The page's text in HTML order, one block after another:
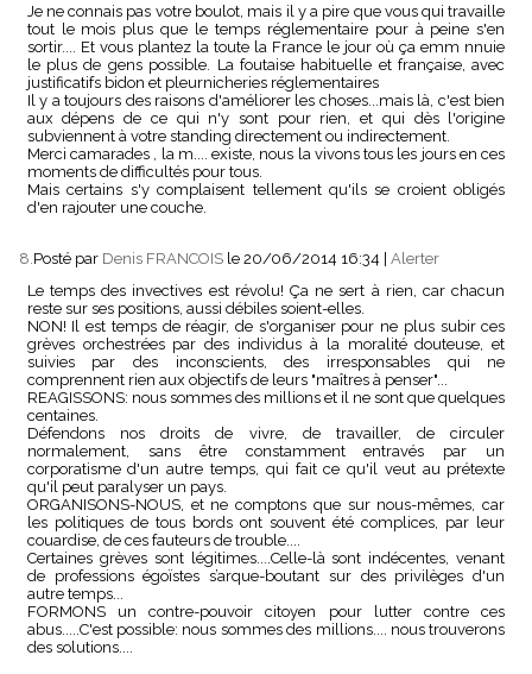
Je ne connais pas votre boulot, mais il y a pire que vous qui travaille
tout le mois plus que le temps réglementaire pour à peine s'en
sortir.... Et vous plantez la toute la France le jour où ça emm nnuie
le plus de gens possible. La foutaise habituelle et française, avec
justificatifs bidon et pleurnicheries réglementaires
Il y a toujours des raisons d'améliorer les choses...mais là, c'est bien
aux dépens de ce qui n'y sont pour rien, et qui dès l'origine
subviennent à votre standing directement ou indirectement.
Merci camarades , la m.... existe, nous la vivons tous les jours en ces
moments de difficultés pour tous.
Mais certains s'y complaisent tellement qu'ils se croient obligés
d'en rajouter une couche.
8.Posté par Denis FRANCOIS le 20/06/2014 16:34
Alerter
Le temps des invectives est révolu! Ça ne sert à rien, car chacun
reste sur ses positions, aussi débiles soient-elles.
NON! Il est temps de réagir, de s'organiser pour ne plus subir ces
grèves orchestrées par des individus à la moralité douteuse, et
suivies par des inconscients, des irresponsables qui ne
comprennent rien aux objectifs de leurs "maîtres à penser"...
REAGISSONS: nous sommes des millions et il ne sont que quelques
centaines.
Défendons nos droits de vivre, de travailler, de circuler
normalement, sans être constamment entravés par un
corporatisme d'un autre temps, qui fait ce qu'il veut au prétexte
qu'il peut paralyser un pays.
ORGANISONS-NOUS, et ne comptons que sur nous-mêmes, car
les politiques de tous bords ont souvent été complices, par leur
couardise, de ces fauteurs de trouble....
Certaines grèves sont légitimes....Celle-là sont indécentes, venant
de professions égoïstes s’arque-boutant sur des privilèges d'un
autre temps...
FORMONS un contre-pouvoir citoyen pour lutter contre ces
abus.....C'est possible: nous sommes des millions.... nous trouverons
des solutions....